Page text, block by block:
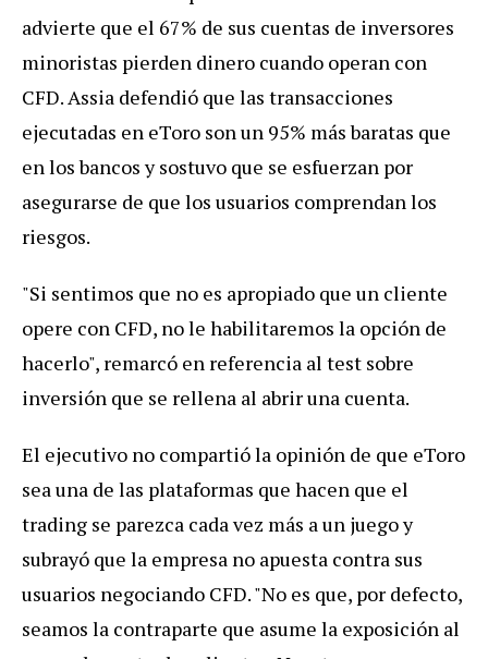
advierte que el 67% de sus cuentas de inversores
minoristas pierden dinero cuando operan con
CFD. Assia defendió que las transacciones
ejecutadas en eToro son un 95% más baratas que
en los bancos y sostuvo que se esfuerzan por
asegurarse de que los usuarios comprendan los
riesgos.
"Si sentimos que no es apropiado que un cliente
opere con CFD, no le habilitaremos la opción de
hacerlo", remarcó en referencia al test sobre
inversión que se rellena al abrir una cuenta.
El ejecutivo no compartió la opinión de que eToro
sea una de las plataformas que hacen que el
trading se parezca cada vez más a un juego y
subrayó que la empresa no apuesta contra sus
usuarios negociando CFD. "No es que, por defecto,
seamos la contraparte que asume la exposición al